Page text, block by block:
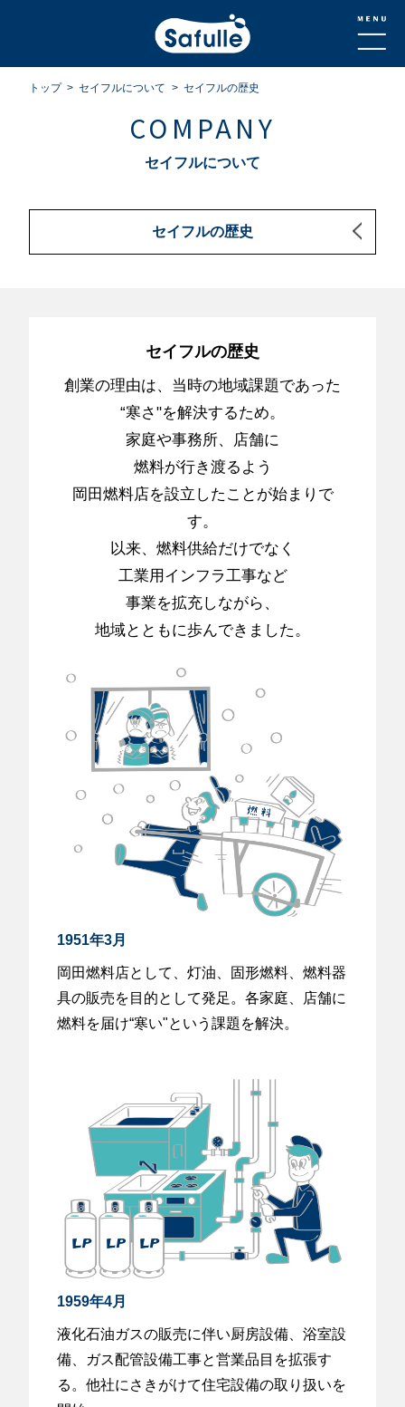
トップ セイフルについて セイフルの歴史
COMPANY
セイフルについて
セイフルの歴史
セイフルの歴史
創業の理由は、当時の地域課題であった
“寒さ"を解決するため。
家庭や事務所、店舗に
燃料が行き渡るよう
岡田燃料店を設立したことが始まりで
す。
以来、燃料供給だけでなく
工業用インフラ工事など
事業を拡充しながら、
地域とともに歩んできました。
1951年3月
岡田燃料店として、灯油、固形燃料、燃料器
具の販売を目的として発足。各家庭、店舗に
燃料を届け“寒い"という課題を解決。
1959年4月
液化石油ガスの販売に伴い厨房設備、浴室設
備、ガス配管設備工事と営業品目を拡張す
る。他社にさきがけて住宅設備の取り扱いを